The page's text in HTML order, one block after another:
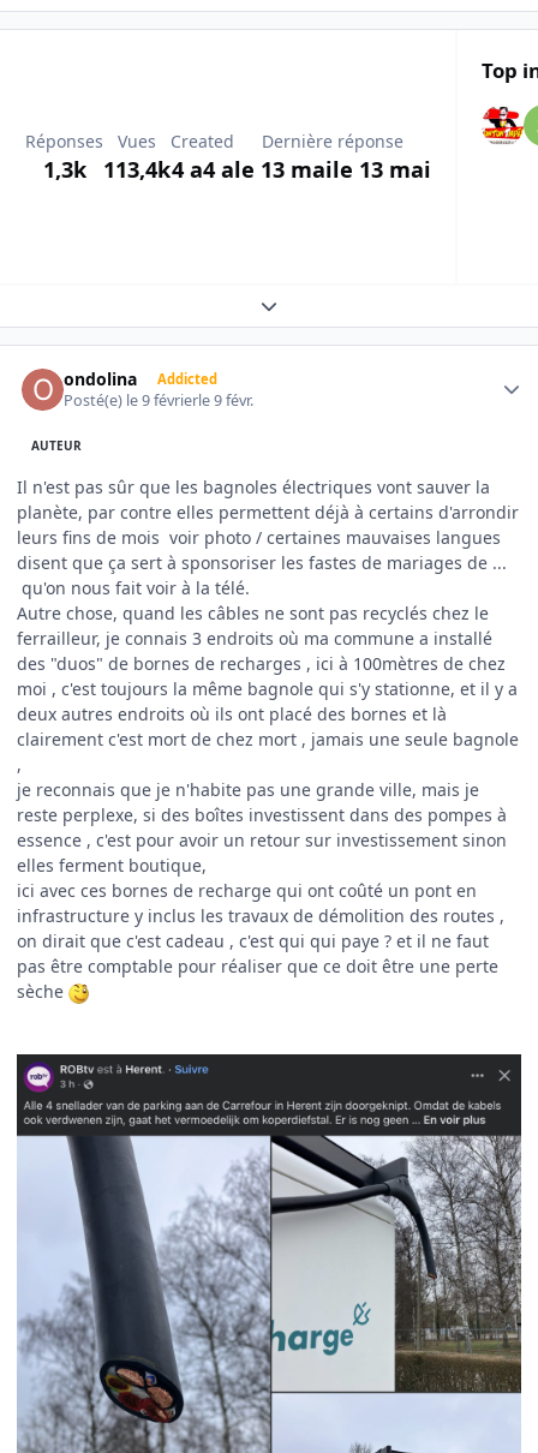
Réponses
1,3k
Vues
113,4k
Created
4 a4 a
Dernière réponse
le 13 maile 13 mai
Top
Expand topic overview
ondolina Addicted
Posté(e) le 9 févrierle 9 févr.
AUTEUR
Il n'est pas sûr que les bagnoles électriques vont sauver la
planète, par contre elles permettent déjà à certains d'arrondir
leurs fins de mois voir photo / certaines mauvaises langues
disent que ça sert à sponsoriser les fastes de mariages de ...
qu'on nous fait voir à la télé.
Autre chose, quand les câbles ne sont pas recyclés chez le
ferrailleur, je connais 3 endroits où ma commune a installé
des "duos" de bornes de recharges , ici à 100mètres de chez
moi , c'est toujours la même bagnole qui s'y stationne, et il y a
deux autres endroits où ils ont placé des bornes et là
clairement c'est mort de chez mort , jamais une seule bagnole
,
je reconnais que je n'habite pas une grande ville, mais je
reste perplexe, si des boîtes investissent dans des pompes à
essence , c'est pour avoir un retour sur investissement sinon
elles ferment boutique,
ici avec ces bornes de recharge qui ont coûté un pont en
infrastructure y inclus les travaux de démolition des routes ,
on dirait que c'est cadeau , c'est qui qui paye ? et il ne faut
pas être comptable pour réaliser que ce doit être une perte
sèche